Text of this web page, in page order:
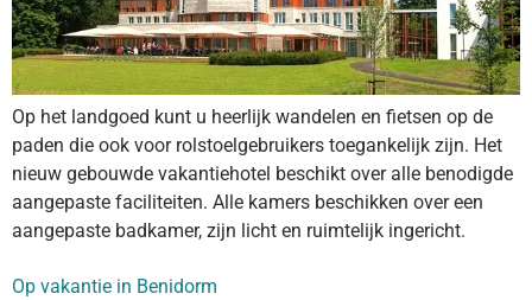
Op het landgoed kunt u heerlijk wandelen en fietsen op de
paden die ook voor rolstoelgebruikers toegankelijk zijn. Het
nieuw gebouwde vakantiehotel beschikt over alle benodigde
aangepaste faciliteiten. Alle kamers beschikken over een
aangepaste badkamer, zijn licht en ruimtelijk ingericht.
Op vakantie in Benidorm